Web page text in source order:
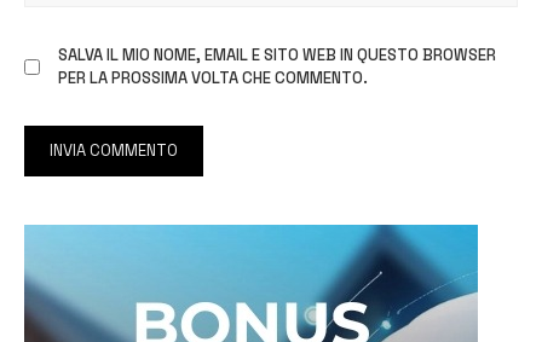
SALVA IL MIO NOME, EMAIL E SITO WEB IN QUESTO BROWSER
PER LA PROSSIMA VOLTA CHE COMMENTO.